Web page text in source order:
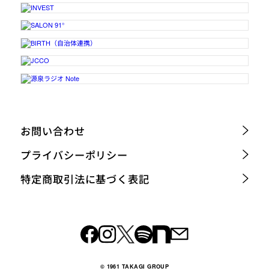
お問い合わせ
プライバシーポリシー
特定商取引法に基づく表記
© 1961 TAKAGI GROUP